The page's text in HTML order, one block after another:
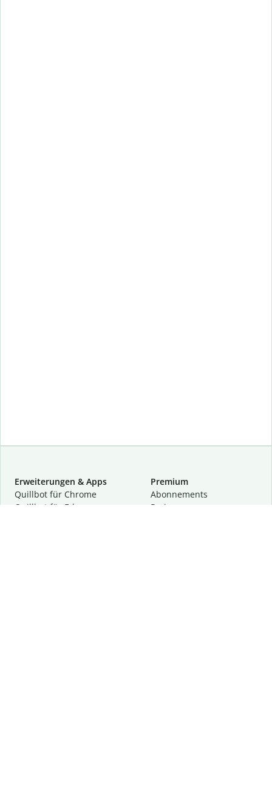
Erweiterungen & Apps
Quillbot für Chrome
Quillbot für Edge
Premium
Abon­ne­ments
Preise